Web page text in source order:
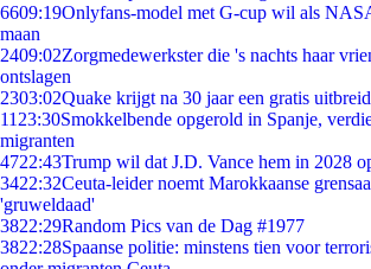
6609:19Onlyfans-model met G-cup wil als
maan
2409:02Zorgmedewerkster die 's nachts haar
ontslagen
2303:02Quake krijgt na 30 jaar een gratis
11 23:30Smokkelbende opgerold in Spanje,
migranten
4722:43Trump wil dat J.D. Vance hem in 2028
3422:32Ceuta-leider noemt Marokkaanse
'gruweldaad'
3822:29Random Pics van de Dag #1977
3822:28Spaanse politie: minstens tien voor